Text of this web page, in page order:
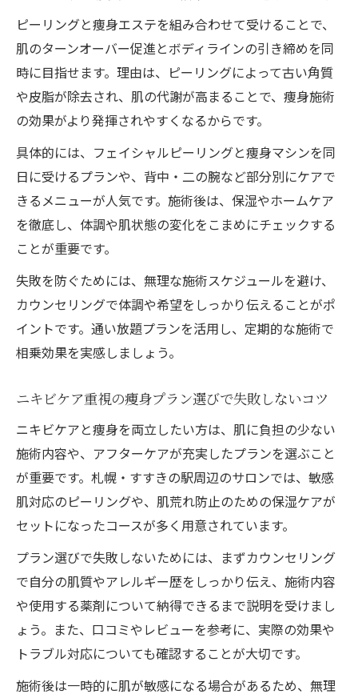
通い放題で叶う韓国肌管理の透明感アップ
話題のララピールとハーブピーリングの違
い
ピーリングと痩身エステを組み合わせて受けることで、
肌のターンオーバー促進とボディラインの引き締めを同
時に目指せます。理由は、ピーリングによって古い角質
や皮脂が除去され、肌の代謝が高まることで、痩身施術
の効果がより発揮されやすくなるからです。
具体的には、フェイシャルピーリングと痩身マシンを同
日に受けるプランや、背中・二の腕など部分別にケアで
きるメニューが人気です。施術後は、保湿やホームケア
を徹底し、体調や肌状態の変化をこまめにチェックする
ことが重要です。
失敗を防ぐためには、無理な施術スケジュールを避け、
カウンセリングで体調や希望をしっかり伝えることがポ
イントです。通い放題プランを活用し、定期的な施術で
相乗効果を実感しましょう。
ニキビケア重視の痩身プラン選びで失敗しないコツ
ニキビケアと痩身を両立したい方は、肌に負担の少ない
施術内容や、アフターケアが充実したプランを選ぶこと
が重要です。札幌・すすきの駅周辺のサロンでは、敏感
肌対応のピーリングや、肌荒れ防止のための保湿ケアが
セットになったコースが多く用意されています。
プラン選びで失敗しないためには、まずカウンセリング
で自分の肌質やアレルギー歴をしっかり伝え、施術内容
や使用する薬剤について納得できるまで説明を受けまし
ょう。また、口コミやレビューを参考に、実際の効果や
トラブル対応についても確認することが大切です。
施術後は一時的に肌が敏感になる場合があるため、無理